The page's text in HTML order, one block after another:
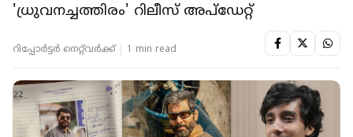
'ധ്രുവനച്ചത്തിരം' റിലീസ് അപ്ഡേറ്റ്
റിപ്പോർട്ടർ നെറ്റ്‌വര്‍ക്ക്‌ 1 min read